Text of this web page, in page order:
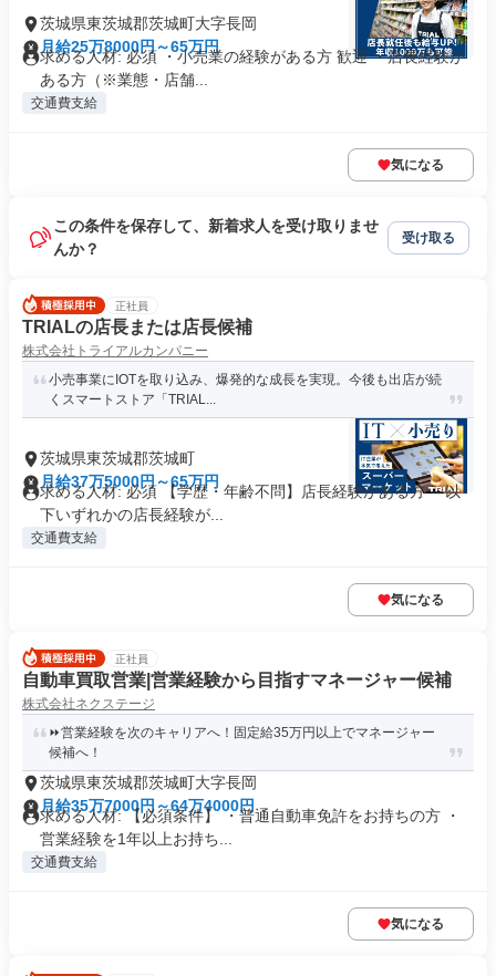
茨城県東茨城郡茨城町大字長岡
月給25万8000円～65万円
求める人材: 必須 ・小売業の経験がある方 歓迎 ・店長経験が
ある方（※業態・店舗...
交通費支給
気になる
この条件を保存して、新着求人を受け取りませ
んか？
受け取る
正社員
TRIALの店長または店長候補
株式会社トライアルカンパニー
小売事業にIOTを取り込み、爆発的な成長を実現。今後も出店が続
くスマートストア「TRIAL...
茨城県東茨城郡茨城町
月給37万5000円～65万円
求める人材: 必須 【学歴・年齢不問】店長経験がある方 ～以
下いずれかの店長経験が...
交通費支給
気になる
正社員
自動車買取営業|営業経験から目指すマネージャー候補
株式会社ネクステージ
⏩️営業経験を次のキャリアへ！固定給35万円以上でマネージャー
候補へ！
茨城県東茨城郡茨城町大字長岡
月給35万7000円～64万4000円
求める人材: 【必須条件】 ・普通自動車免許をお持ちの方 ・
営業経験を1年以上お持ち...
交通費支給
気になる